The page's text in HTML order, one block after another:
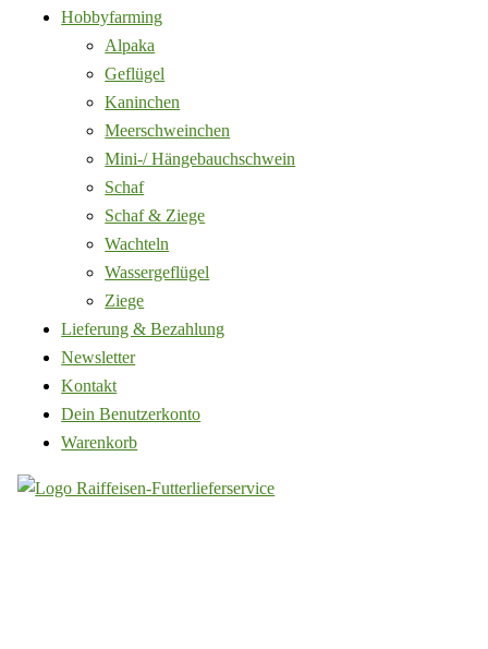
Hobbyfarming
Alpaka
Geflügel
Kaninchen
Meerschweinchen
Mini-/ Hängebauchschwein
Schaf
Schaf & Ziege
Wachteln
Wassergeflügel
Ziege
Lieferung & Bezahlung
Newsletter
Kontakt
Dein Benutzerkonto
Warenkorb